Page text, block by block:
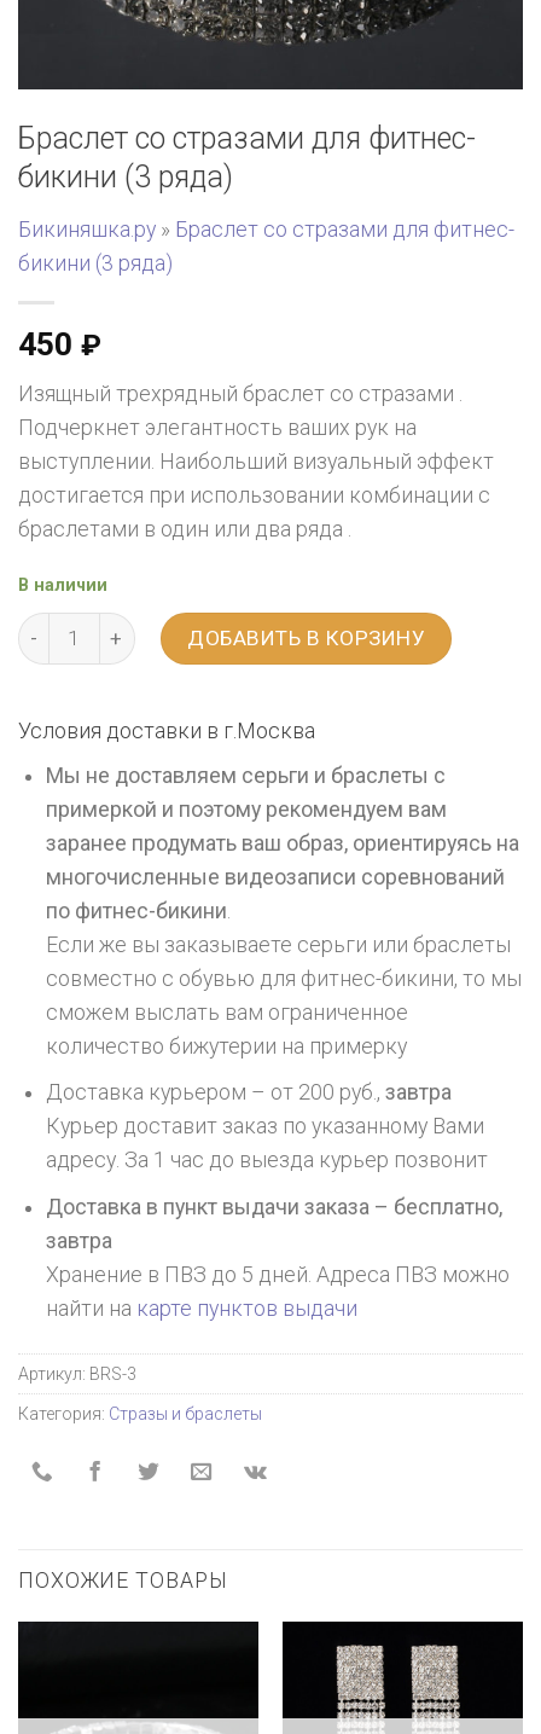
Браслет со стразами для фитнес-
бикини (3 ряда)
Бикиняшка.ру » Браслет со стразами для фитнес-
бикини (3 ряда)
450 ₽
Изящный трехрядный браслет со стразами .
Подчеркнет элегантность ваших рук на
выступлении. Наибольший визуальный эффект
достигается при использовании комбинации с
браслетами в один или два ряда .
В наличии
ДОБАВИТЬ В КОРЗИНУ
Условия доставки в г. Москва
Мы не доставляем серьги и браслеты с
примеркой и поэтому рекомендуем вам
заранее продумать ваш образ, ориентируясь на
многочисленные видеозаписи соревнований
по фитнес-бикини
Если же вы заказываете серьги или браслеты
совместно с обувью для фитнес-бикини, то мы
сможем выслать вам ограниченное
количество бижутерии на примерку
Доставка курьером – от 200 руб.,завтра
Курьер доставит заказ по указанному Вами
адресу. За 1 час до выезда курьер позвонит
Доставка в пункт выдачи заказа – бесплатно,
завтра
Хранение в ПВЗ до 5 дней. Адреса ПВЗ можно
найти на карте пунктов выдачи
Артикул: BRS-3
Категория: Стразы и браслеты
ПОХОЖИЕ ТОВАРЫ